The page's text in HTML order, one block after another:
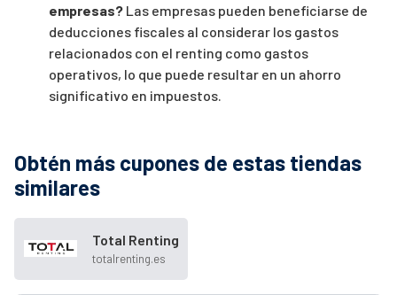
empresas?Las empresas pueden beneficiarse de
deducciones fiscales al considerar los gastos
relacionados con el renting como gastos
operativos, lo que puede resultar en un ahorro
significativo en impuestos.
Obtén más cupones de estas tiendas
similares
Total Renting
totalrenting.es